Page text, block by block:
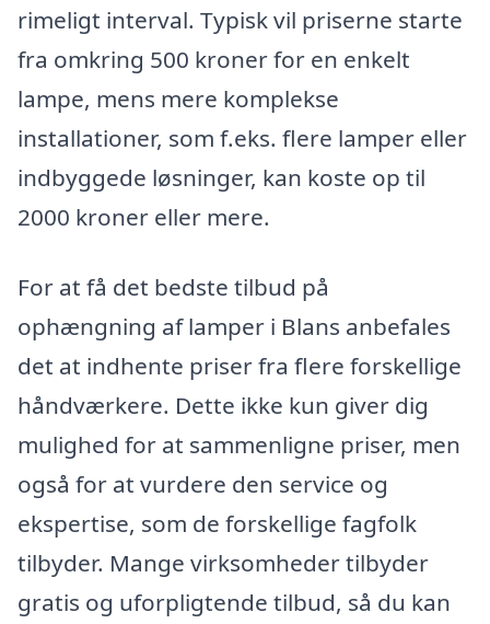
rimeligt interval. Typisk vil priserne starte
fra omkring 500 kroner for en enkelt
lampe, mens mere komplekse
installationer, som f.eks. flere lamper eller
indbyggede løsninger, kan koste op til
2000 kroner eller mere.
For at få det bedste tilbud på
ophængning af lamper i Blans anbefales
det at indhente priser fra flere forskellige
håndværkere. Dette ikke kun giver dig
mulighed for at sammenligne priser, men
også for at vurdere den service og
ekspertise, som de forskellige fagfolk
tilbyder. Mange virksomheder tilbyder
gratis og uforpligtende tilbud, så du kan